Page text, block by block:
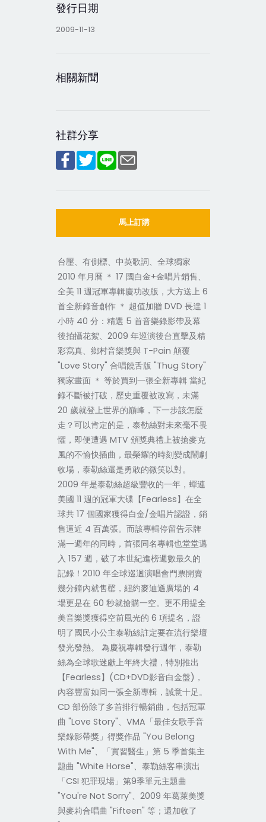
發行日期
2009-11-13
相關新聞
社群分享
馬上訂購
台壓、有側標、中英歌詞、全球獨家
2010 年月曆 ＊ 17 國白金+金唱片銷售、
全美 11 週冠軍專輯慶功改版，大方送上 6
首全新錄音創作 ＊ 超值加贈 DVD 長達 1
小時 40 分：精選 5 首音樂錄影帶及幕
後拍攝花絮、2009 年巡演後台直擊及精
彩寫真、鄉村音樂獎與 T-Pain 顛覆
"Love Story" 合唱饒舌版 "Thug Story"
獨家畫面 ＊ 等於買到一張全新專輯 當紀
錄不斷被打破，歷史重覆被改寫，未滿
20 歲就登上世界的巔峰，下一步該怎麼
走？可以肯定的是，泰勒絲對未來毫不畏
懼，即便遭遇 MTV 頒獎典禮上被搶麥克
風的不愉快插曲，最榮耀的時刻變成鬧劇
收場，泰勒絲還是勇敢的微笑以對。
2009 年是泰勒絲超級豐收的一年，蟬連
美國 11 週的冠軍大碟【Fearless】在全
球共 17 個國家獲得白金/金唱片認證，銷
售逼近 4 百萬張。而該專輯停留告示牌
滿一週年的同時，首張同名專輯也堂堂邁
入 157 週，破了本世紀進榜週數最久的
記錄！2010 年全球巡迴演唱會門票開賣
幾分鐘內就售罄，紐約麥迪遜廣場的 4
場更是在 60 秒就搶購一空。更不用提全
美音樂獎獲得空前風光的 6 項提名，證
明了國民小公主泰勒絲註定要在流行樂壇
發光發熱。 為慶祝專輯發行週年，泰勒
絲為全球歌迷獻上年終大禮，特別推出
【Fearless】(CD+DVD影音白金盤)，
內容豐富如同一張全新專輯，誠意十足。
CD 部份除了多首排行暢銷曲，包括冠軍
曲 "Love Story"、VMA「最佳女歌手音
樂錄影帶獎」得獎作品 "You Belong
With Me"、「實習醫生」第 5 季首集主
題曲 "White Horse"、泰勒絲客串演出
「CSI 犯罪現場」第9季單元主題曲
"You're Not Sorry"、2009 年葛萊美獎
與麥莉合唱曲 "Fifteen" 等；還加收了